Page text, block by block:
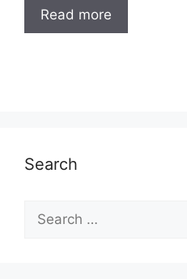
Read more
Search
Search
for: